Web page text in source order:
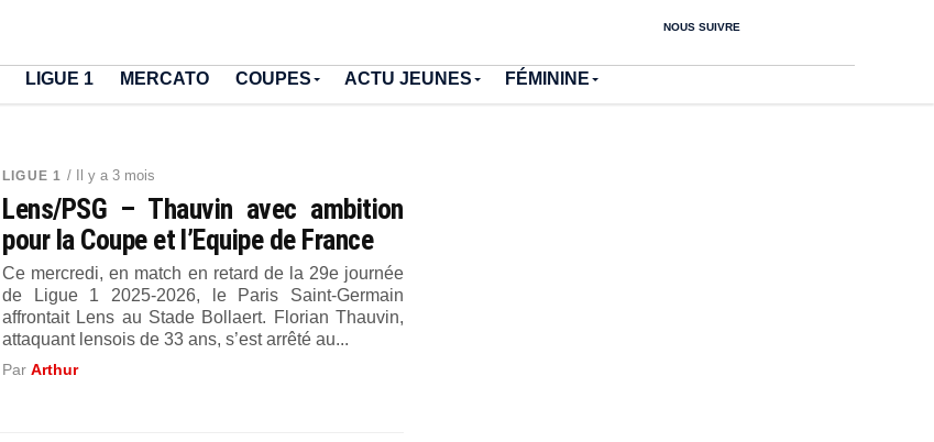
NOUS SUIVRE
LIGUE 1 MERCATO COUPES ACTU JEUNES FÉMININE
LIGUE 1 / Il y a 3 mois
Lens/PSG – Thauvin avec ambition
pour la Coupe et l’Equipe de France
Ce mercredi, en match en retard de la 29e journée
de Ligue 1 2025-2026, le Paris Saint-Germain
affrontait Lens au Stade Bollaert. Florian Thauvin,
attaquant lensois de 33 ans, s’est arrêté au...
ParArthur